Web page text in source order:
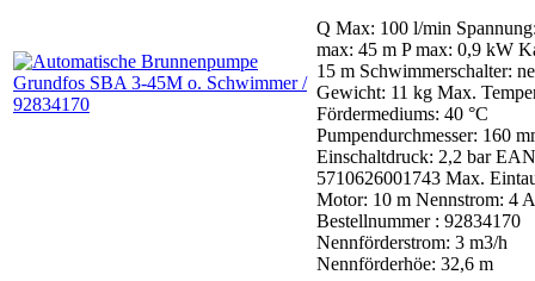
Q Max: 100 l/min
max: 45 m P max: 0,9 kW
15 m Schwimmerschalter:
Gewicht: 11 kg Max.
Fördermediums: 40 °C
Pumpendurchmesser: 160
Einschaltdruck: 2,2 bar
5710626001743 Max.
Motor: 10 m Nennstrom: 4 A
Bestellnummer : 92834170
Nennförderstrom: 3 m3/h
Nennförderhöe: 32,6 m